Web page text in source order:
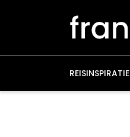
REISINSPIRATIE